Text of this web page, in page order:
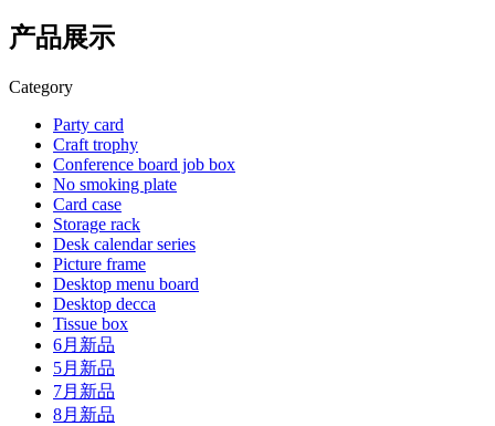
产品展示
Category
Party card
Craft trophy
Conference board job box
No smoking plate
Card case
Storage rack
Desk calendar series
Picture frame
Desktop menu board
Desktop decca
Tissue box
6月新品
5月新品
7月新品
8月新品